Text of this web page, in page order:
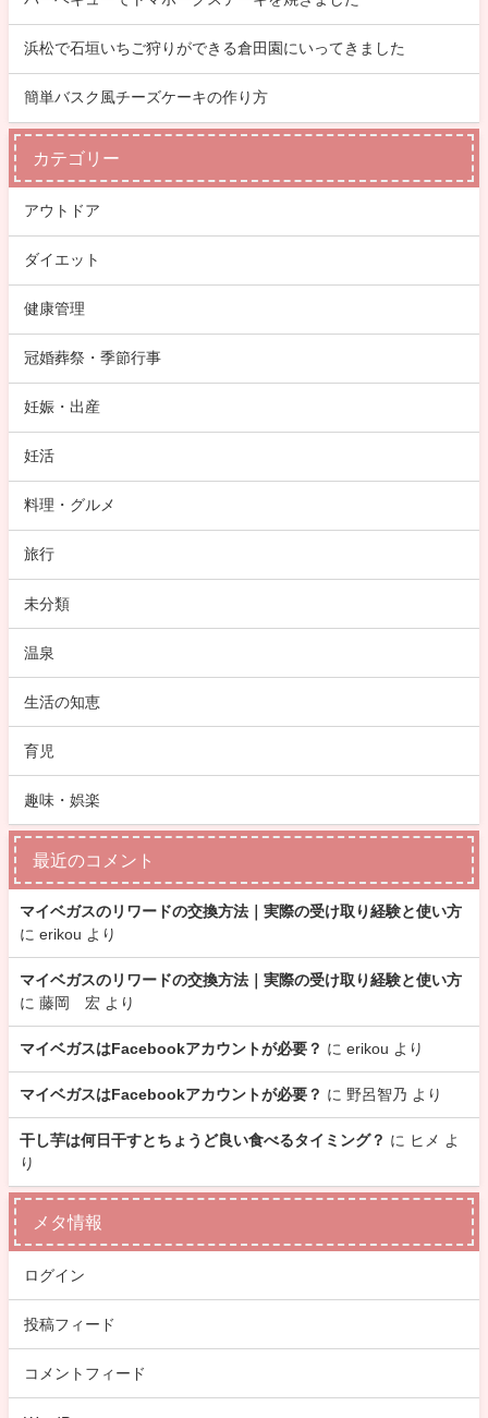
浜松で石垣いちご狩りができる倉田園にいってきました
簡単バスク風チーズケーキの作り方
カテゴリー
アウトドア
ダイエット
健康管理
冠婚葬祭・季節行事
妊娠・出産
妊活
料理・グルメ
旅行
未分類
温泉
生活の知恵
育児
趣味・娯楽
最近のコメント
マイベガスのリワードの交換方法｜実際の受け取り経験と使い方
に erikou より
マイベガスのリワードの交換方法｜実際の受け取り経験と使い方
に 藤岡 宏 より
マイベガスはFacebookアカウントが必要？ に erikou より
マイベガスはFacebookアカウントが必要？ に 野呂智乃 より
干し芋は何日干すとちょうど良い食べるタイミング？ に ヒメ よ
り
メタ情報
ログイン
投稿フィード
コメントフィード